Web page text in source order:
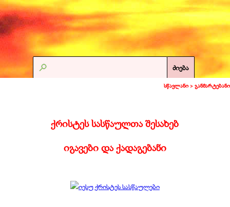
ძიება
სწავლანი > განმარტებანი
ქრისტეს სასწაულთა შესახებ
იგავები და ქადაგებანი